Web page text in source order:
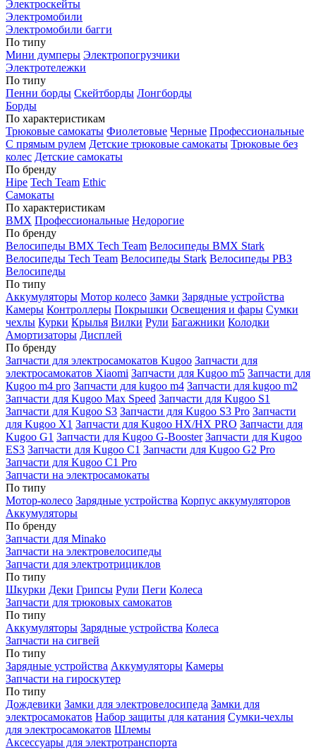
Электроскейты
Электромобили
Электромобили багги
По типу
Мини думперы Электропогрузчики
Электротележки
По типу
Пенни борды Скейтборды Лонгборды
Борды
По характеристикам
Трюковые самокаты Фиолетовые Черные Профессиональные
С прямым рулем Детские трюковые самокаты Трюковые без
колес Детские самокаты
По бренду
Hipe Tech Team Ethic
Самокаты
По характеристикам
BMX Профессиональные Недорогие
По бренду
Велосипеды BMX Tech Team Велосипеды BMX Stark
Велосипеды Tech Team Велосипеды Stark Велосипеды РВЗ
Велосипеды
По типу
Аккумуляторы Мотор колесо Замки Зарядные устройства
Камеры Контроллеры Покрышки Освещения и фары Сумки
чехлы Курки Крылья Вилки Рули Багажники Колодки
Амортизаторы Дисплей
По бренду
Запчасти для электросамокатов Kugoo Запчасти для
электросамокатов Xiaomi Запчасти для Kugoo m5 Запчасти для
Кugoo m4 pro Запчасти для kugoo m4 Запчасти для kugoo m2
Запчасти для Kugoo Max Speed Запчасти для Kugoo S1
Запчасти для Kugoo S3 Запчасти для Kugoo S3 Pro Запчасти
для Kugoo X1 Запчасти для Kugoo HX/HX PRO Запчасти для
Kugoo G1 Запчасти для Kugoo G-Booster Запчасти для Kugoo
ES3 Запчасти для Kugoo C1 Запчасти для Kugoo G2 Pro
Запчасти для Kugoo C1 Pro
Запчасти на электросамокаты
По типу
Мотор-колесо Зарядные устройства Корпус аккумуляторов
Аккумуляторы
По бренду
Запчасти для Minako
Запчасти на электровелосипеды
Запчасти для электротрициклов
По типу
Шкурки Деки Грипсы Рули Пеги Колеса
Запчасти для трюковых самокатов
По типу
Аккумуляторы Зарядные устройства Колеса
Запчасти на сигвей
По типу
Зарядные устройства Аккумуляторы Камеры
Запчасти на гироскутер
По типу
Дождевики Замки для электровелосипеда Замки для
электросамокатов Набор защиты для катания Сумки-чехлы
для электросамокатов Шлемы
Аксессуары для электротранспорта